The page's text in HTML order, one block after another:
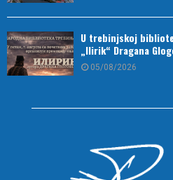
U trebinjskoj
„Ilirik“ Dragana
05/08/2026